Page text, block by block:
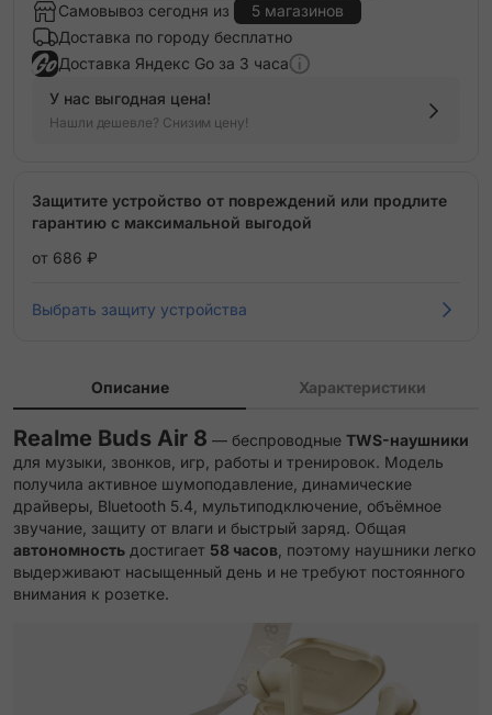
Самовывоз сегодня из
5 магазинов
Доставка по городу бесплатно
Доставка Яндекс Go за 3 часа
У нас выгодная цена!
Нашли дешевле? Снизим цену!
Защитите устройство от повреждений или продлите
гарантию с максимальной выгодой
от 686 ₽
Выбрать защиту устройства
Описание Характеристики
Realme Buds Air 8 — беспроводные TWS-наушники
для музыки, звонков, игр, работы и тренировок. Модель
получила активное шумоподавление, динамические
драйверы, Bluetooth 5.4, мультиподключение, объёмное
звучание, защиту от влаги и быстрый заряд. Общая
автономность достигает 58 часов , поэтому наушники легко
выдерживают насыщенный день и не требуют постоянного
внимания к розетке.